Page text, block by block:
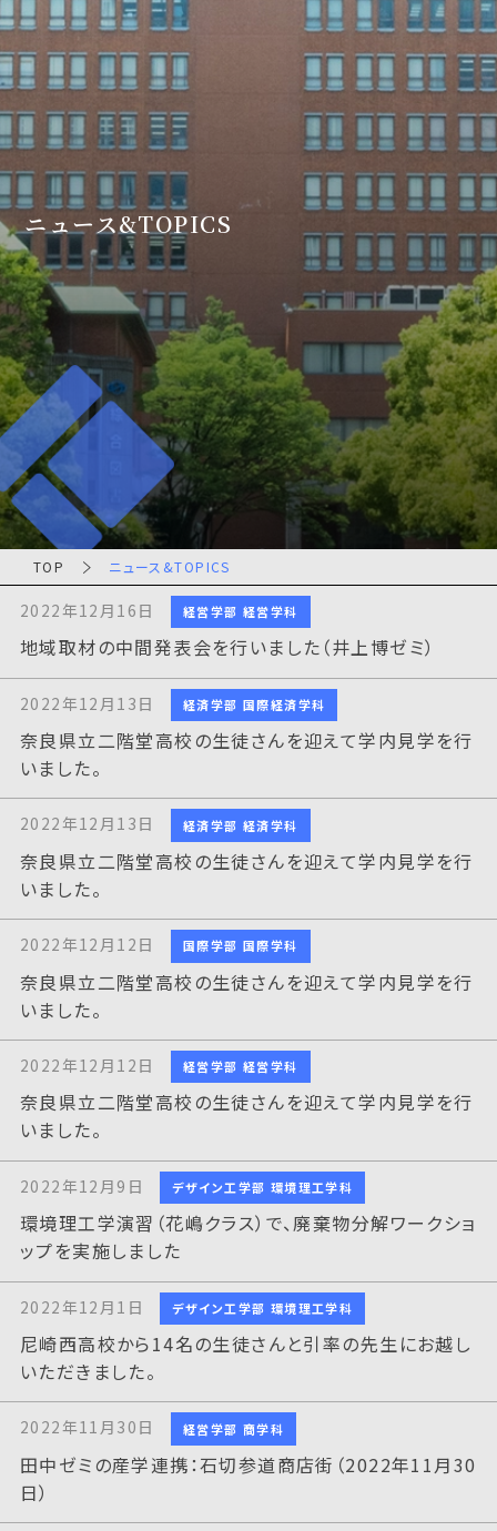
ニュース&TOPICS
TOP ニュース&TOPICS
2022年12月16日 経営学部 経営学科
地域取材の中間発表会を行いました（井上博ゼミ）
2022年12月13日 経済学部 国際経済学科
奈良県立二階堂高校の生徒さんを迎えて学内見学を行
いました。
2022年12月13日 経済学部 経済学科
奈良県立二階堂高校の生徒さんを迎えて学内見学を行
いました。
2022年12月12日 国際学部 国際学科
奈良県立二階堂高校の生徒さんを迎えて学内見学を行
いました。
2022年12月12日 経営学部 経営学科
奈良県立二階堂高校の生徒さんを迎えて学内見学を行
いました。
2022年12月9日 デザイン工学部 環境理工学科
環境理工学演習（花嶋クラス）で、廃棄物分解ワークショ
ップを実施しました
2022年12月1日 デザイン工学部 環境理工学科
尼崎西高校から14名の生徒さんと引率の先生にお越し
いただきました。
2022年11月30日 経営学部 商学科
田中ゼミの産学連携：石切参道商店街（2022年11月30
日）